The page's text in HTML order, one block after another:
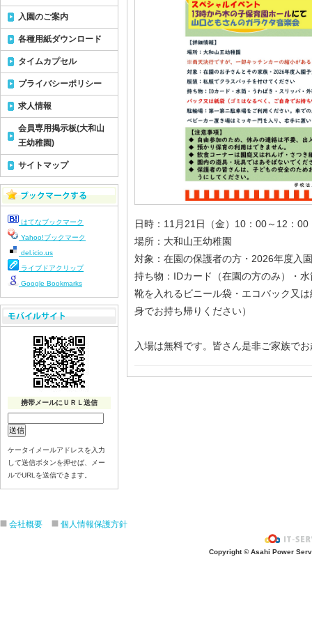
日時：11月21日（金）10：00～12：00
場所：大和山王幼稚園
対象：在園の保護者の方・2026年度入
持ち物：IDカード（在園の方のみ）・
靴を入れるビニール袋・エコバック又
身でお持ち帰りください）
入場は無料です。皆さん是非ご家族で
入園のご案内
各種用紙ダウンロード
タイムカプセル
プライバシーポリシー
求人情報
会員専用掲示板(大和山
王幼稚園)
サイトマップ
はてなブックマーク
Yahoo!ブックマーク
del.icio.us
ライブドアクリップ
Google Bookmarks
携帯メールにＵＲＬ送信
ケータイメールアドレスを入力
して送信ボタンを押せば、メー
ルでURLを送信できます。
会社概要 個人情報保護方針
Copyright © Asahi Power